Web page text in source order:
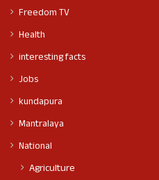
Freedom TV
Health
interesting facts
Jobs
kundapura
Mantralaya
National
Agriculture